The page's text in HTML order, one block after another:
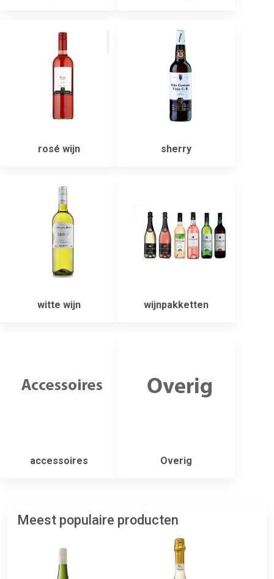
rosé wijn sherry
witte wijn wijnpakketten
accessoires Overig
Meest populaire producten